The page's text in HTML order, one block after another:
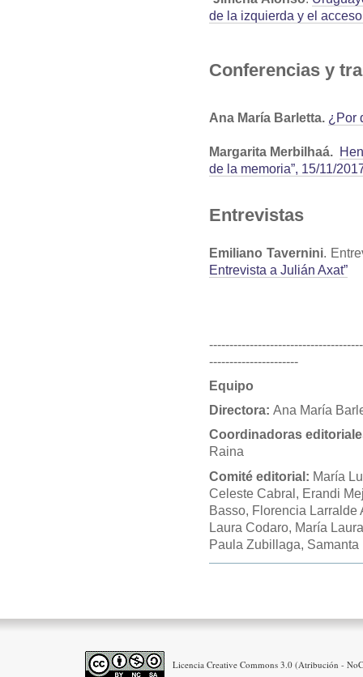
de la izquierda y el
Conferencias y
Ana María Barletta. ¿Por
Margarita Merbilhaá.
de la memoria”, 15/11/
Entrevistas
Emiliano Tavernini.
Entrevista a Julián Axat”
----------------------
Equipo
Directora:Ana María
Coordinadoras
Raina
Comité editorial: María
Celeste Cabral, Erandi
Basso, Florencia Larralde
Laura Codaro, María
Paula Zubillaga,
Licencia Creative Commons 3.0 (Atribución -